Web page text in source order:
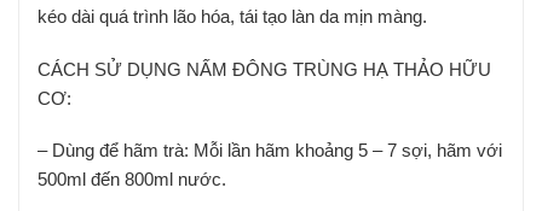
kéo dài quá trình lão hóa, tái tạo làn da mịn màng.
CÁCH SỬ DỤNG NẤM ĐÔNG TRÙNG HẠ THẢO HỮU
CƠ:
– Dùng để hãm trà: Mỗi lần hãm khoảng 5 – 7 sợi, hãm với
500ml đến 800ml nước.